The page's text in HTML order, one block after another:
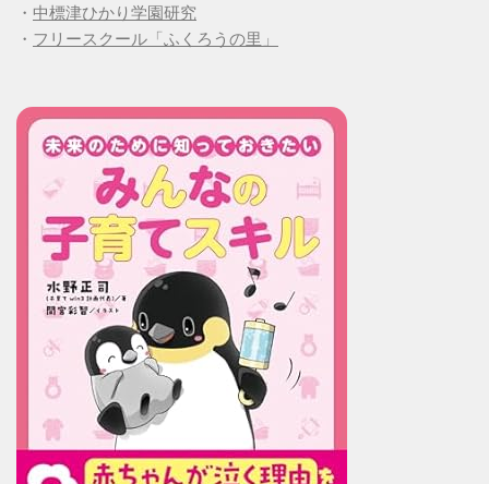
・ 中標津ひかり学園研究
・ フリースクール「ふくろうの里」